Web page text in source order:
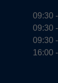
09:30
09:30
09:30
16:00